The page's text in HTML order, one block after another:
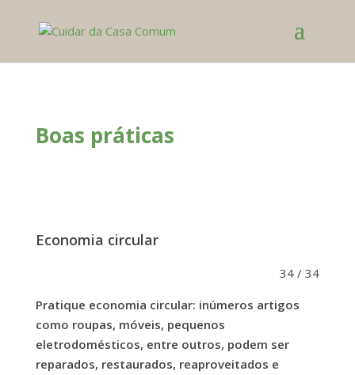
Boas práticas
Economia circular
34 / 34
Pratique economia circular: inúmeros artigos
como roupas, móveis, pequenos
eletrodomésticos, entre outros, podem ser
reparados, restaurados, reaproveitados e